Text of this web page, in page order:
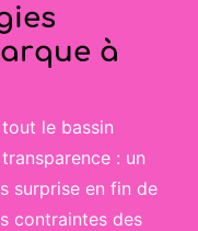
à
le bassin
: un
surprise en fin de
contraintes des